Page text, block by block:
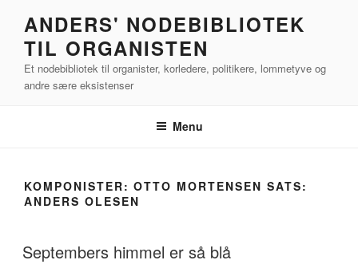
indhold
ANDERS' NODEBIBLIOTEK
TIL ORGANISTEN
Et nodebibliotek til organister, korledere, politikere, lommetyve og
andre sære eksistenser
Menu
KOMPONISTER:OTTO MORTENSEN SATS:
ANDERS OLESEN
Septembers himmel er så blå